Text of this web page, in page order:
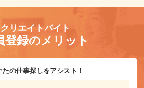
クリエイトバイト
登録のメリット
の仕事探しをアシスト！